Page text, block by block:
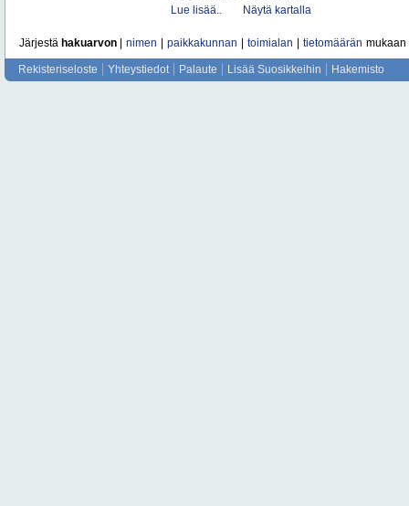
Lue lisää..
Näytä kartalla
Järjestä hakuarvon nimen paikkakunnan toimialan tietomäärän mukaan
Rekisteriseloste Yhteystiedot Palaute Lisää Suosikkeihin Hakemisto